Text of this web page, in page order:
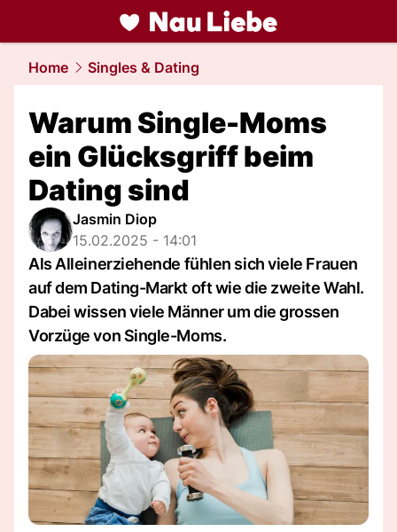
liebe.NAU.ch
Home Singles & Dating
Warum Single-Moms
ein Glücksgriff beim
Dating sind
Jasmin Diop
15.02.2025 - 14:01
Als Alleinerziehende fühlen sich viele Frauen
auf dem Dating-Markt oft wie die zweite Wahl.
Dabei wissen viele Männer um die grossen
Vorzüge von Single-Moms.